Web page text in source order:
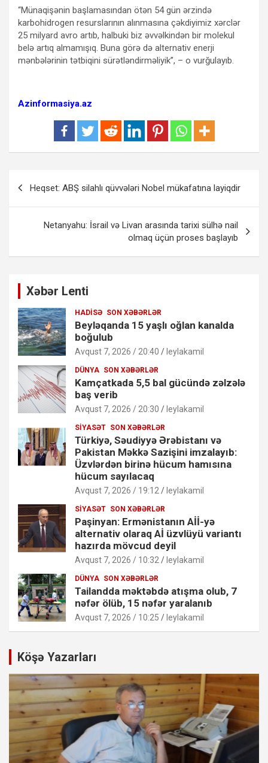
“Münaqişənin başlamasından ötən 54 gün ərzində
karbohidrogen resurslarının alınmasına çəkdiyimiz xərclər
25 milyard avro artıb, halbuki biz əvvəlkindən bir molekul
belə artıq almamışıq. Buna görə də alternativ enerji
mənbələrinin tətbiqini sürətləndirməliyik”, – o vurğulayıb.
Azinformasiya.az
naviqasiyası
Heqset: ABŞ silahlı qüvvələri Nobel mükafatına layiqdir
Netanyahu: İsrail və Livan arasında tarixi sülhə nail
olmaq üçün proses başlayıb
Xəbər Lenti
HADISƏ SON XƏBƏRLƏR
Beyləqanda 15 yaşlı oğlan kanalda
boğulub
Avqust 7, 2026 / 20:40 leylakamil
DÜNYA SON XƏBƏRLƏR
Kamçatkada 5,5 bal gücündə zəlzələ
baş verib
Avqust 7, 2026 / 20:30 leylakamil
SIYASƏT SON XƏBƏRLƏR
Türkiyə, Səudiyyə Ərəbistanı və
Pakistan Məkkə Sazişini imzalayıb:
Üzvlərdən birinə hücum hamısına
hücum sayılacaq
Avqust 7, 2026 / 19:12 leylakamil
SIYASƏT SON XƏBƏRLƏR
Paşinyan: Ermənistanın Aİİ-yə
alternativ olaraq Aİ üzvlüyü variantı
hazırda mövcud deyil
Avqust 7, 2026 / 10:32 leylakamil
DÜNYA SON XƏBƏRLƏR
Tailandda məktəbdə atışma olub, 7
nəfər ölüb, 15 nəfər yaralanıb
Avqust 7, 2026 / 10:25 leylakamil
Köşə Yazarları